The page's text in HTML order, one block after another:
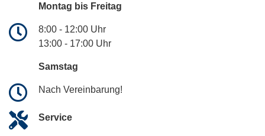
Montag bis Freitag
8:00 - 12:00 Uhr
13:00 - 17:00 Uhr
Samstag
Nach Vereinbarung!
Service